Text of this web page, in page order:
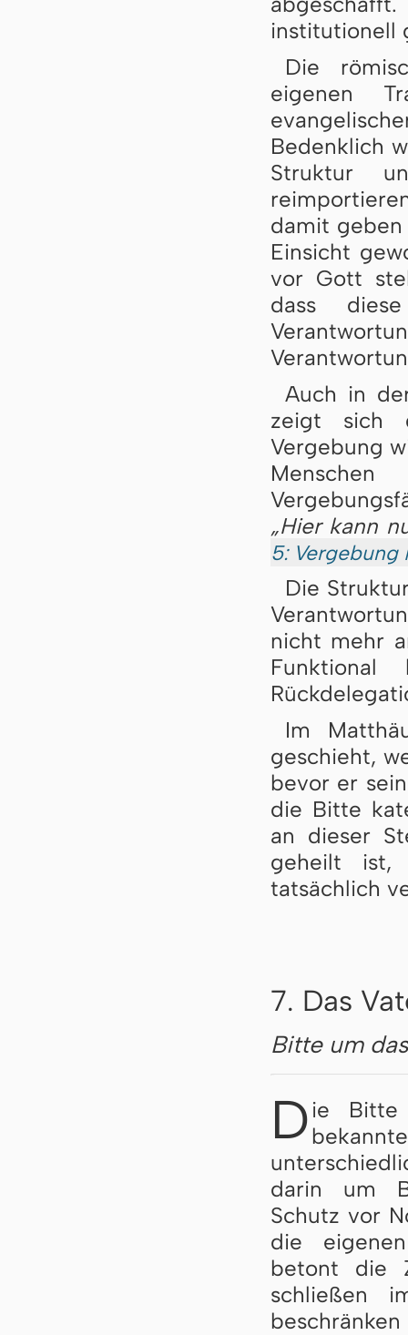
institutionell
Die
eigenen
Bedenklich
Struktur
damit geben
Einsicht
vor Gott
dass
Auch in
zeigt sich
Vergebung
„Hier kann
5: Vergebung
Die
nicht mehr
Im
geschieht,
bevor er
die Bitte
an dieser
geheilt ist,
tatsächlich
7. Das
Bitte um
D ie Bitte
darin um
Schutz vor
die
betont die
schließen